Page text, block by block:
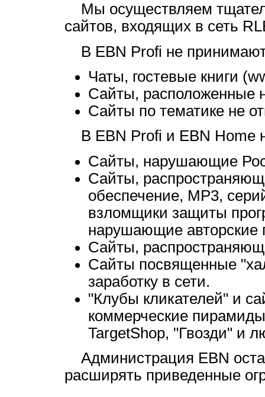
Мы осуществляем
сайтов, входящих в сеть
В EBN Profi не
Чаты, гостевые книги
Сайты, расположенные
Сайты по тематике не
В EBN Profi и EBN Home
Сайты, нарушающие
Сайты,
обеспечение, MP3,
взломщики защиты
нарушающие авторские
Сайты,
Сайты посвященные
заработку в сети.
"Клубы кликателей" и
коммерческие
TargetShop, "Гвозди" и
Администрация EBN
расширять приведенные